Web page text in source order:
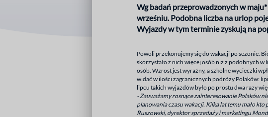
Wg badań przeprowadzonych w
wrześniu. Podobna liczba na urlop
Wyjazdy w tym terminie zyskują na
Powoli przekonujemy się do wakacji po sezonie.
skorzystało z nich więcej osób niż z podobnych
osób. Wzrost jest wyraźny, a szkolne wycieczki
widać w ilości zagranicznych podróży Polaków:
lipcu takich wyjazdów było po prostu dwa razy
- Zauważamy rosnące zainteresowanie Polaków
planowania czasu wakacji. Kilka lat temu mało
Ruszowski, dyrektor sprzedaży i marketingu